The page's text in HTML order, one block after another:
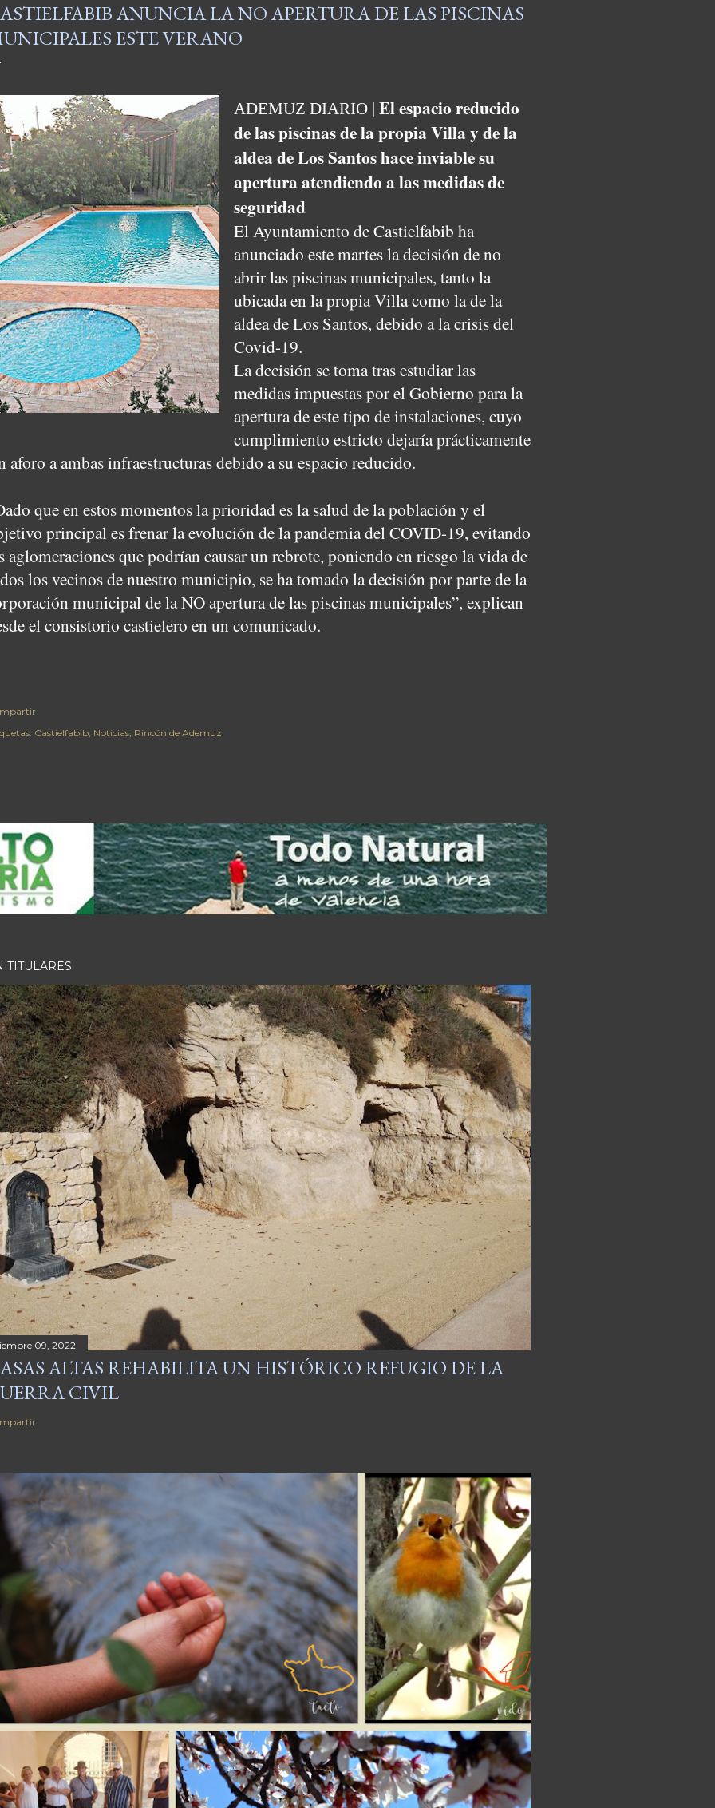
ANUNCIA LA NO APERTURA DE LAS PISCINAS
ESTE VERANO
ADEMUZ DIARIO | El espacio reducido
de las piscinas de la propia Villa y de la
aldea de Los Santos hace inviable su
apertura atendiendo a las medidas de
seguridad
El Ayuntamiento de Castielfabib ha
anunciado este martes la decisión de no
abrir las piscinas municipales, tanto la
ubicada en la propia Villa como la de la
aldea de Los Santos, debido a la crisis del
Covid-19.
La decisión se toma tras estudiar las
medidas impuestas por el Gobierno para la
apertura de este tipo de instalaciones, cuyo
cumplimiento estricto dejaría prácticamente
aforo a ambas infraestructuras debido a su espacio reducido.
que en estos momentos la prioridad es la salud de la población y el
principal es frenar la evolución de la pandemia del COVID-19, evitando
aglomeraciones que podrían causar un rebrote, poniendo en riesgo la vida de
los vecinos de nuestro municipio, se ha tomado la decisión por parte de la
municipal de la NO apertura de las piscinas municipales”, explican
el consistorio castielero en un comunicado.
Castielfabib Noticias Rincón de Ademuz
TITULARES
09, 2022
ALTAS REHABILITA UN HISTÓRICO REFUGIO DE LA
CIVIL